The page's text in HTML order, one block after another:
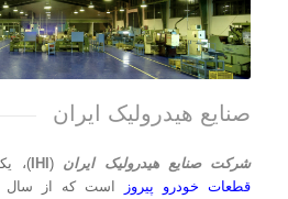
صنایع هیدرولیک ایران
شرکت صنایع هیدرولیک ایران (
IHI)،
قطعات خودرو پیروز